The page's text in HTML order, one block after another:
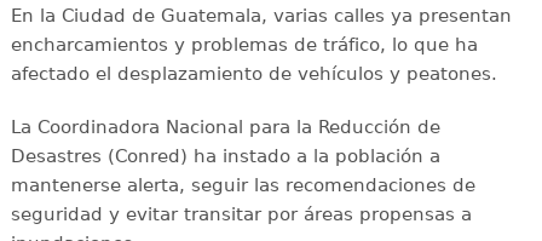
En la Ciudad de Guatemala, varias calles ya presentan
encharcamientos y problemas de tráfico, lo que ha
afectado el desplazamiento de vehículos y peatones.
La Coordinadora Nacional para la Reducción de
Desastres (Conred) ha instado a la población a
mantenerse alerta, seguir las recomendaciones de
seguridad y evitar transitar por áreas propensas a